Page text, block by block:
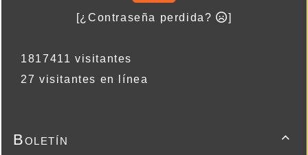
[¿Contraseña perdida? ]
1817411 visitantes
27 visitantes en línea

Boletín